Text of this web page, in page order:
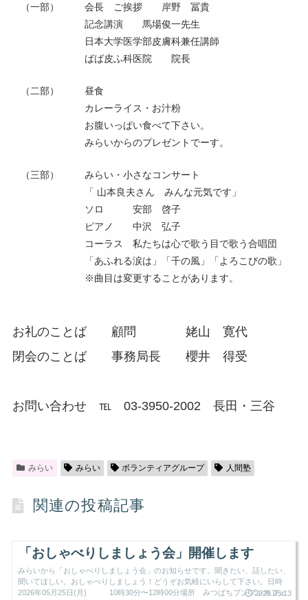
（一部）
会長 ご挨拶 岸野 冨貴
記念講演 馬場俊一先生
日本大学医学部皮膚科兼任講師
ばば皮ふ科医院 院長
（二部）
昼食
カレーライス・お汁粉
お腹いっぱい食べて下さい。
みらいからのプレゼントでーす。
（三部）
みらい・小さなコンサート
「 山本良夫さん みんな元気です」
ソロ 安部 啓子
ピアノ 中沢 弘子
コーラス 私たちは心で歌う目で歌う合唱団
「あふれる涙は」「千の風」「よろこびの歌」
※曲目は変更することがあります。
お礼のことば 顧問 姥山 寛代
閉会のことば 事務局長 櫻井 得受
お問い合わせ ℡ 03-3950-2002 長田・三谷
みらい みらい ボランティアグループ 人間塾
関連の投稿記事
「おしゃべりしましょう会」開催します
みらいから「おしゃべりしましょう会」のお知らせです。聞きたい、話したい、
聞いてほしい。おしゃべりしましょう！どうぞお気軽にいらして下さい。日時
2026年05月25日(月) 10時30分〜12時00分場所 みつばちブンブンカフェ
2026.05.13